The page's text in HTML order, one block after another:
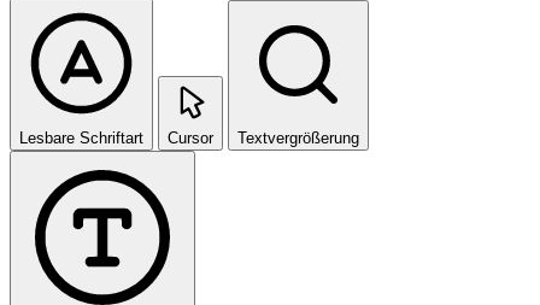
Lesbare Schriftart Cursor Textvergrößerung